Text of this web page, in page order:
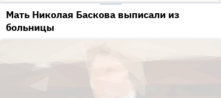
Мать Николая Баскова выписали из
больницы